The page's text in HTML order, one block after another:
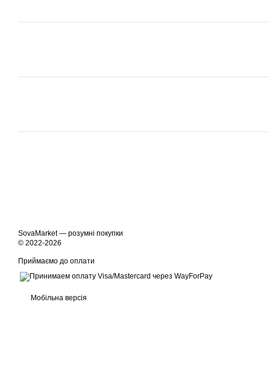
SovaMarket — розумні покупки
© 2022-2026
Приймаємо до оплати
Мобільна версія